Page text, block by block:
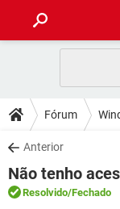
CELULAR
OUTLOOK
INSTAGRAM
GUIA DE COMPRAS
DICAS
JOGOS
OUTLOOK
DOWNLOADS
JOGOS
CELULAR
FÓRUM
Fórum
Anterior
Não tenho
Resolvido/Fechado